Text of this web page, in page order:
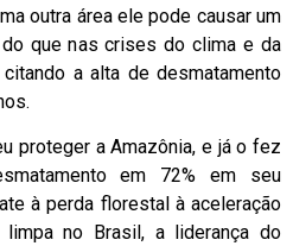
outra área ele pode causar um
que nas crises do clima e da
a alta de desmatamento
proteger a Amazônia, e já o fez
em 72% em seu
à perda florestal à aceleração
limpa no Brasil, a liderança do